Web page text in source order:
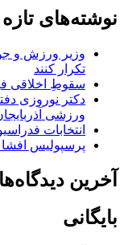
نوشته‌های تازه
وزیر ورزش و
تکرار کنند
سقوطِ اخلاقی
دکتر نوروزی
ورزشی
انتخابات
پرسپولیس
آخرین دیدگاه‌ها
بایگانی